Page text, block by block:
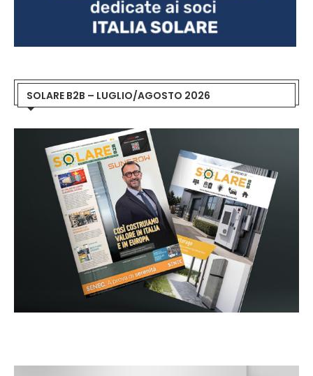
SOLARE B2B – LUGLIO/AGOSTO 2026